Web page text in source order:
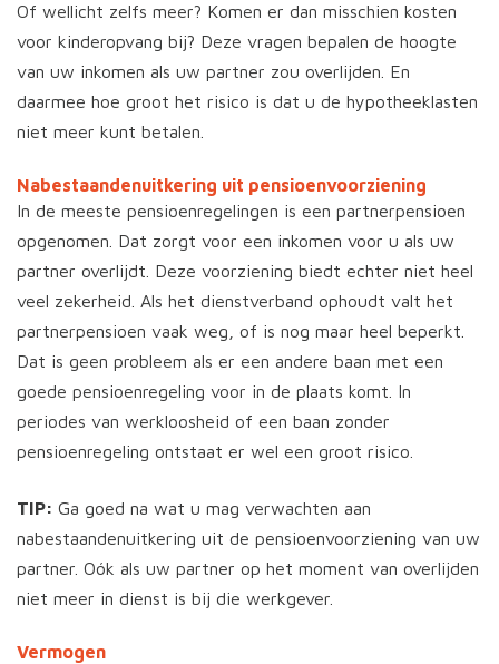
Of wellicht zelfs meer? Komen er dan misschien kosten
voor kinderopvang bij? Deze vragen bepalen de hoogte
van uw inkomen als uw partner zou overlijden. En
daarmee hoe groot het risico is dat u de hypotheeklasten
niet meer kunt betalen.
Nabestaandenuitkering uit pensioenvoorziening
In de meeste pensioenregelingen is een partnerpensioen
opgenomen. Dat zorgt voor een inkomen voor u als uw
partner overlijdt. Deze voorziening biedt echter niet heel
veel zekerheid. Als het dienstverband ophoudt valt het
partnerpensioen vaak weg, of is nog maar heel beperkt.
Dat is geen probleem als er een andere baan met een
goede pensioenregeling voor in de plaats komt. In
periodes van werkloosheid of een baan zonder
pensioenregeling ontstaat er wel een groot risico.
TIP: Ga goed na wat u mag verwachten aan
nabestaandenuitkering uit de pensioenvoorziening van uw
partner. Oók als uw partner op het moment van overlijden
niet meer in dienst is bij die werkgever.
Vermogen